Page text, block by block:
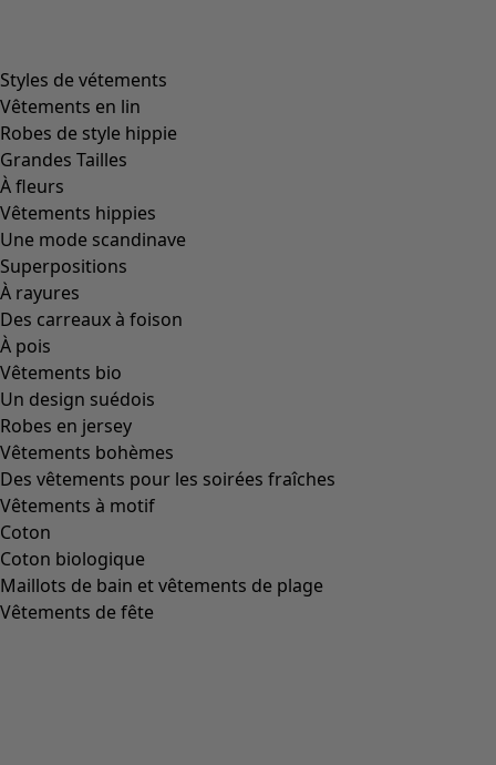
Styles de vétements
Vêtements en lin
Robes de style hippie
Grandes Tailles
À fleurs
Vêtements hippies
Une mode scandinave
Superpositions
À rayures
Des carreaux à foison
À pois
Vêtements bio
Un design suédois
Robes en jersey
Vêtements bohèmes
Des vêtements pour les soirées fraîches
Vêtements à motif
Coton
Coton biologique
Maillots de bain et vêtements de plage
Vêtements de fête